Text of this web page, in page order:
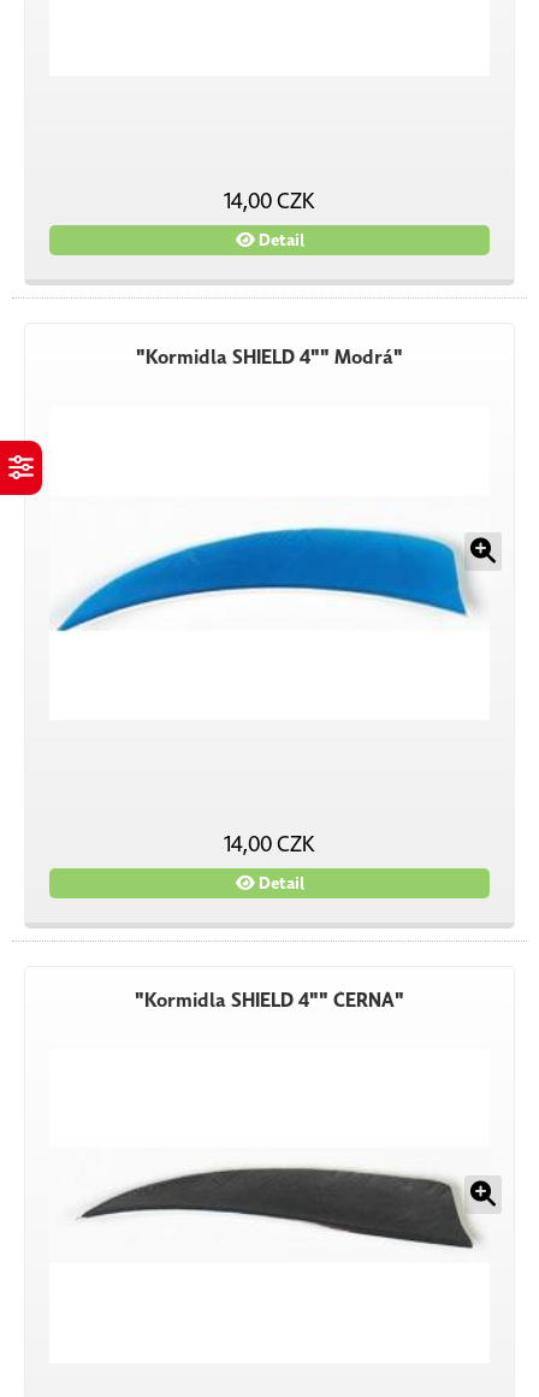
14,00 CZK
Detail
"Kormidla SHIELD 4"" Modrá"
14,00 CZK
Detail
"Kormidla SHIELD 4"" ČERNÁ"